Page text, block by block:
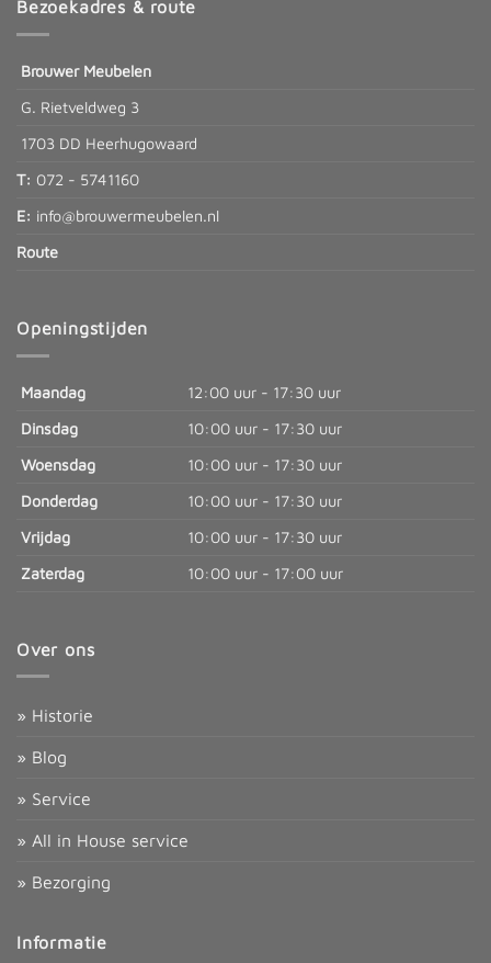
Bezoekadres & route
Brouwer Meubelen
G. Rietveldweg 3
1703 DD Heerhugowaard
T: 072 - 5741160
E: info@brouwermeubelen.nl
Route
Openingstijden
Maandag
12:00 uur - 17:30 uur
Dinsdag
10:00 uur - 17:30 uur
Woensdag
10:00 uur - 17:30 uur
Donderdag
10:00 uur - 17:30 uur
Vrijdag
10:00 uur - 17:30 uur
Zaterdag
10:00 uur - 17:00 uur
Over ons
» Historie
» Blog
» Service
» All in House service
» Bezorging
Informatie